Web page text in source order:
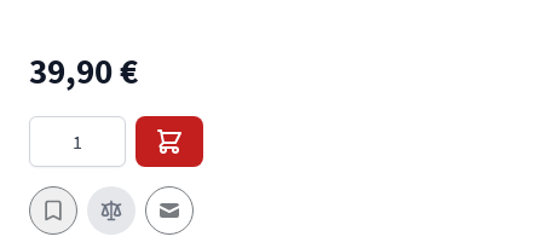
39,90 €
Menge
E-Mail an einen Freund